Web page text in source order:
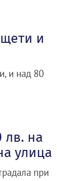
и
и над 80
лв. на
улица
при